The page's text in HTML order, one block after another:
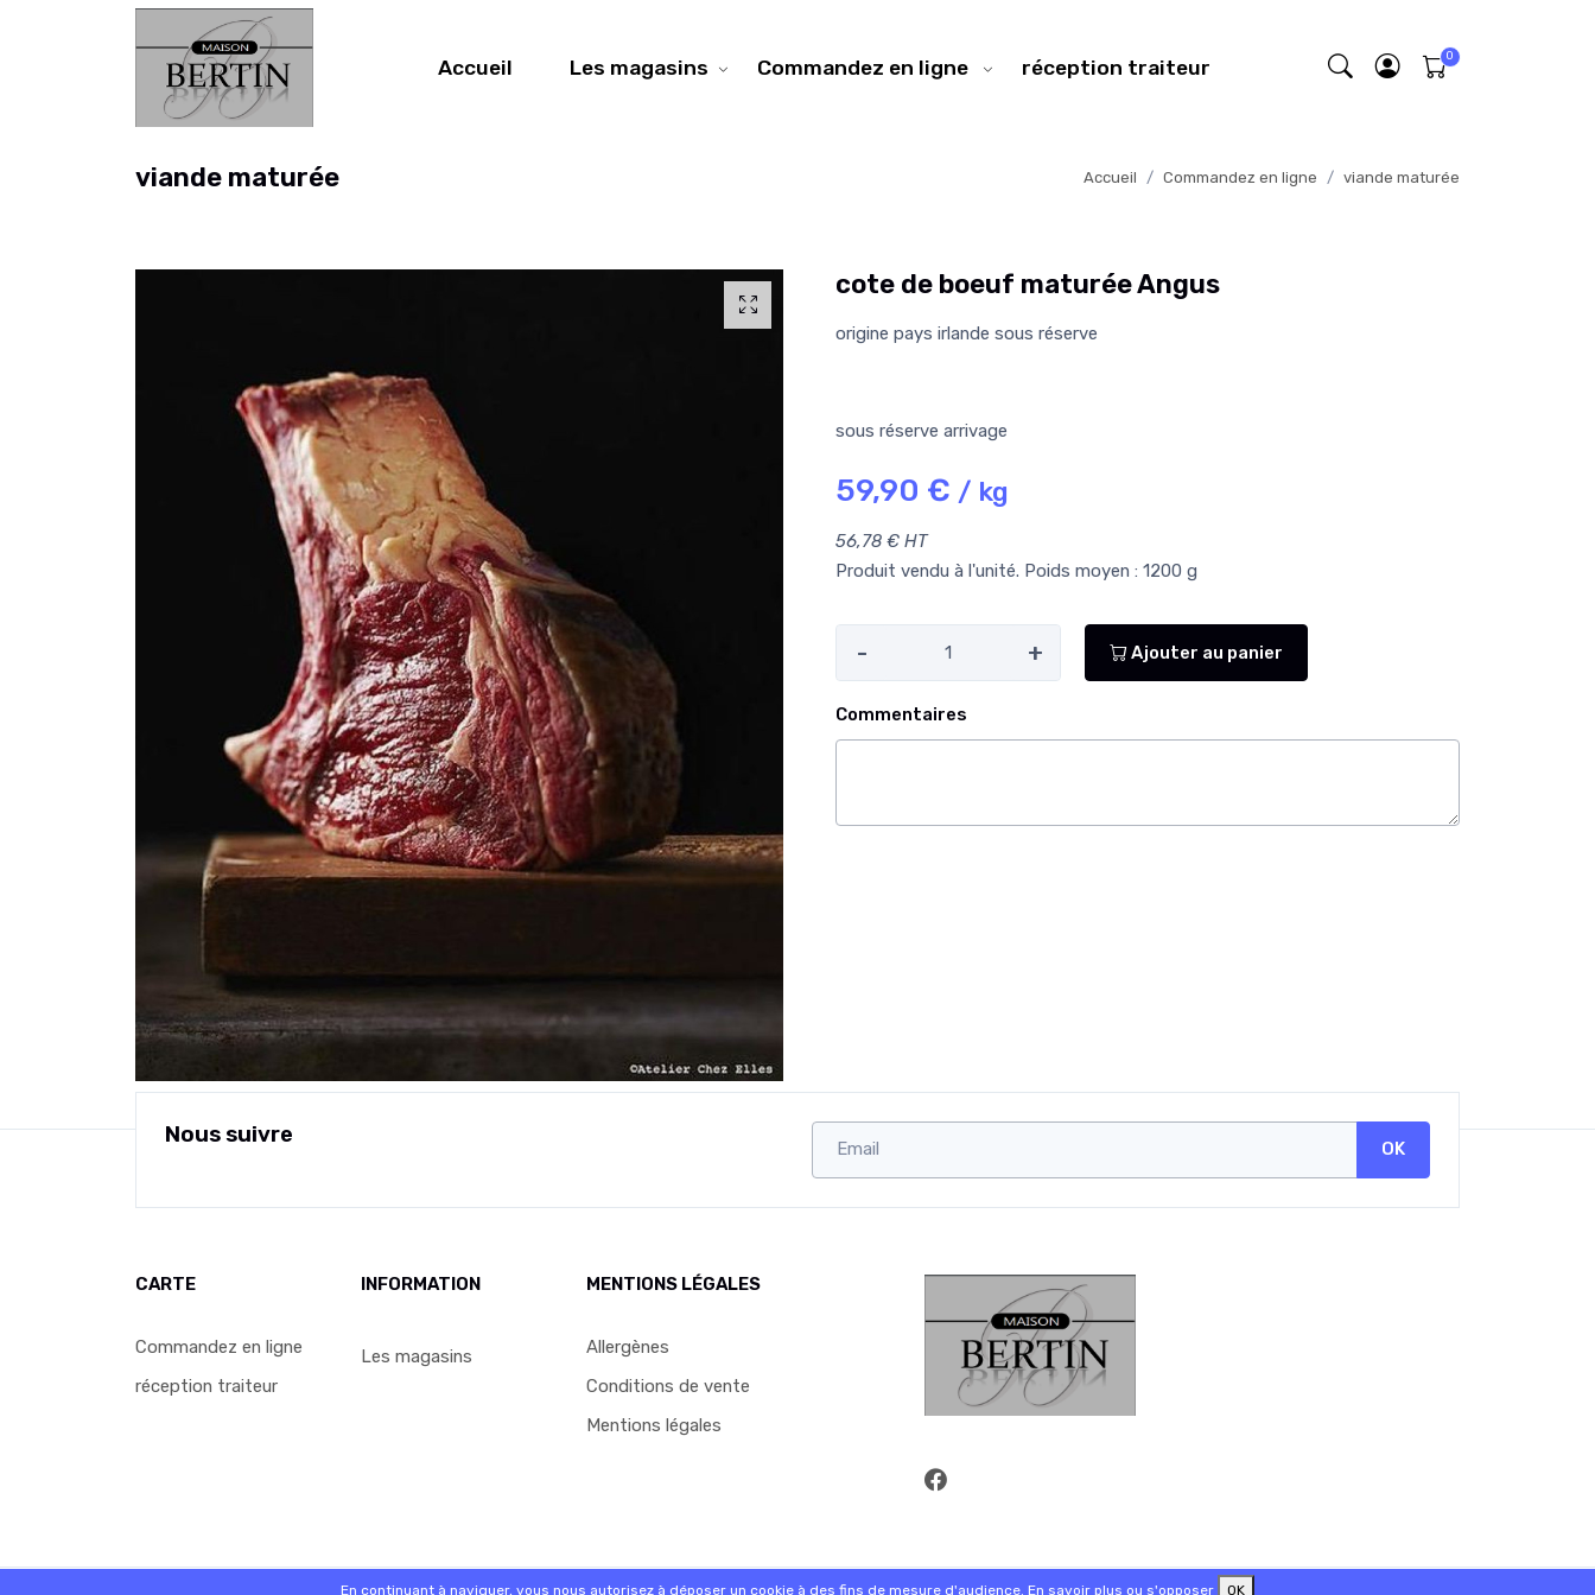
Accueil Les magasins Commandez en ligne réception traiteur
viande maturée Accueil Commandez en ligne viande maturée
cote de boeuf maturée Angus
origine pays irlande sous réserve
sous réserve arrivage
59,90 € / kg
56,78 € HT
Produit vendu à l'unité. Poids moyen : 1200 g
- + Ajouter au panier
Commentaires
Nous suivre
OK
CARTE
Commandez en ligne
réception traiteur
INFORMATION
Les magasins
MENTIONS LÉGALES
Allergènes
Conditions de vente
Mentions légales
SaasFood - Logiciel de gestion de commande sur internet et en magasin
En continuant à naviguer, vous nous autorisez à déposer un cookie à des fins de mesure d'audience. En savoir plus ou s'opposer OK